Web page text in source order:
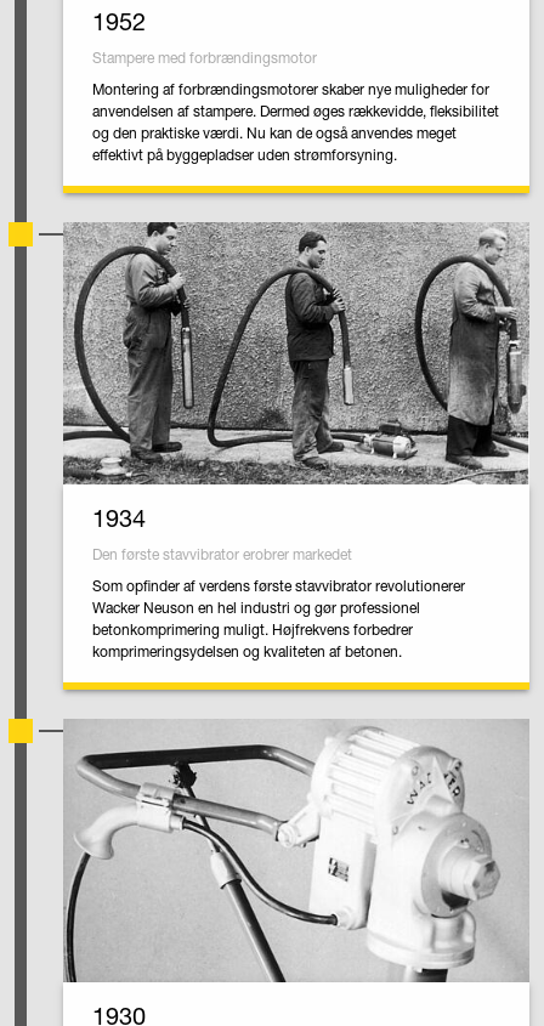
1952
Stampere med forbrændingsmotor
Montering af forbrændingsmotorer skaber nye muligheder for
anvendelsen af stampere. Dermed øges rækkevidde, fleksibilitet
og den praktiske værdi. Nu kan de også anvendes meget
effektivt på byggepladser uden strømforsyning.
1934
Den første stavvibrator erobrer markedet
Som opfinder af verdens første stavvibrator revolutionerer
Wacker Neuson en hel industri og gør professionel
betonkomprimering muligt. Højfrekvens forbedrer
komprimeringsydelsen og kvaliteten af betonen.
1930